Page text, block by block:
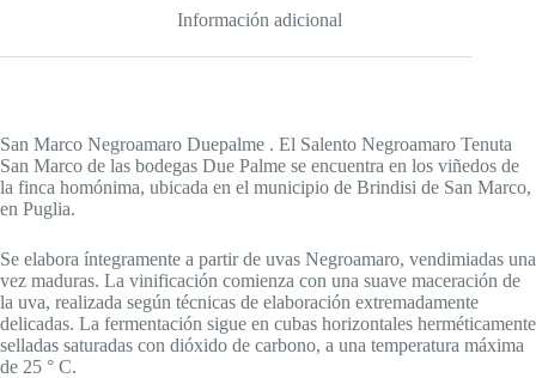
Información adicional
San Marco Negroamaro Duepalme . El Salento Negroamaro Tenuta
San Marco de las bodegas Due Palme se encuentra en los viñedos de
la finca homónima, ubicada en el municipio de Brindisi de San Marco,
en Puglia.
Se elabora íntegramente a partir de uvas Negroamaro, vendimiadas una
vez maduras. La vinificación comienza con una suave maceración de
la uva, realizada según técnicas de elaboración extremadamente
delicadas. La fermentación sigue en cubas horizontales herméticamente
selladas saturadas con dióxido de carbono, a una temperatura máxima
de 25 ° C.